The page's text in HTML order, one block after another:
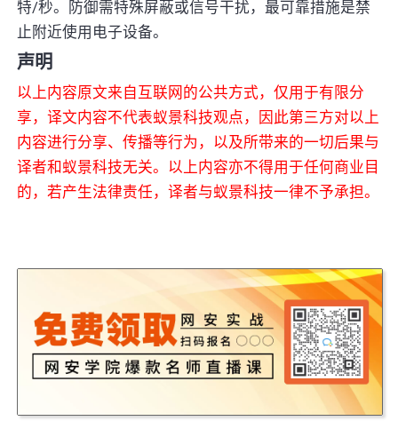
特/秒。防御需特殊屏蔽或信号干扰，最可靠措施是禁
止附近使用电子设备。
声明
以上内容原文来自互联网的公共方式，仅用于有限分
享，译文内容不代表蚁景科技观点，因此第三方对以上
内容进行分享、传播等行为，以及所带来的一切后果与
译者和蚁景科技无关。以上内容亦不得用于任何商业目
的，若产生法律责任，译者与蚁景科技一律不予承担。